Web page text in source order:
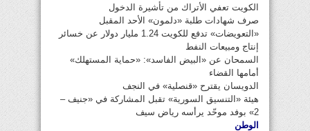
الكويت تعفي الأتراك من تأشيرة الدخول
صرف شهادات طلبة «دلمون» الأحد المقبل
«التعويضات» تدفع للكويت 1.24 مليار دولار عن خسائر
إنتاج ومبيعات النفط
السمحان عن «البيض الفاسد»: «حماية المستهلك»
أمامها القضاء
الدويسان يقترح «قنصلية» في النجف
هيئة «التنسيق السورية» تقبل المشاركة في «جنيف –
2» بوفد موحّد يرأسه رياض سيف
الوطن